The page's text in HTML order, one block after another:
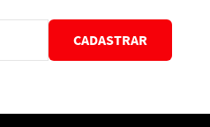
CADASTRAR